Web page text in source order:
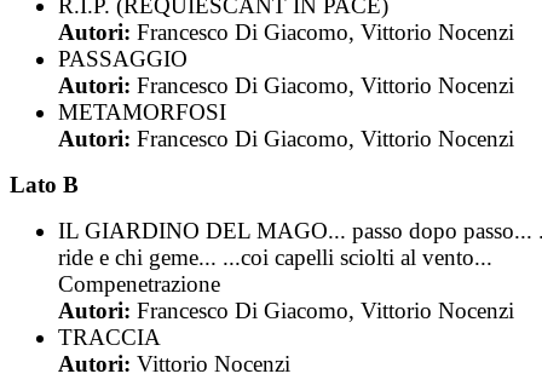
R.I.P. (REQUIESCANT IN PACE)
Autori: Francesco Di Giacomo, Vittorio Nocenzi
PASSAGGIO
Autori: Francesco Di Giacomo, Vittorio Nocenzi
METAMORFOSI
Autori: Francesco Di Giacomo, Vittorio Nocenzi
Lato B
IL GIARDINO DEL MAGO... passo dopo passo...
ride e chi geme... ...coi capelli sciolti al vento...
Compenetrazione
Autori: Francesco Di Giacomo, Vittorio Nocenzi
TRACCIA
Autori: Vittorio Nocenzi